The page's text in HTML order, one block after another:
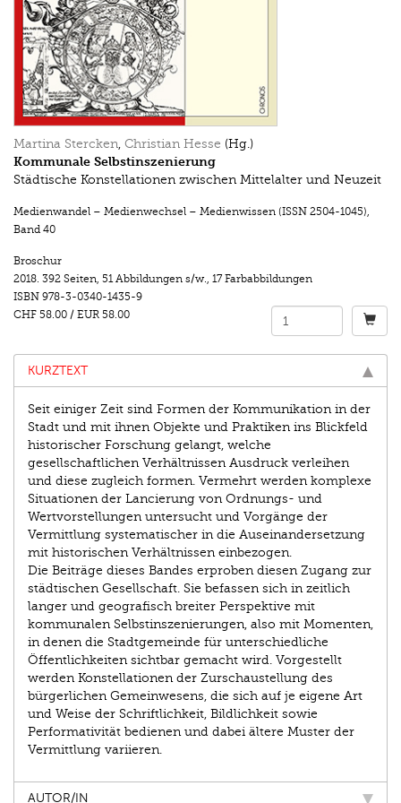
Martina Stercken, Christian Hesse (Hg.)
Kommunale Selbstinszenierung
Städtische Konstellationen zwischen Mittelalter und Neuzeit
Medienwandel – Medienwechsel – Medienwissen (ISSN 2504-1045),
Band 40
Broschur
2018. 392 Seiten, 51 Abbildungen s/w., 17 Farbabbildungen
ISBN 978-3-0340-1435-9
CHF 58.00 / EUR 58.00
KURZTEXT
Seit einiger Zeit sind Formen der Kommunikation in der
Stadt und mit ihnen Objekte und Praktiken ins Blickfeld
historischer Forschung gelangt, welche
gesellschaftlichen Verhältnissen Ausdruck verleihen
und diese zugleich formen. Vermehrt werden komplexe
Situationen der Lancierung von Ordnungs- und
Wertvorstellungen untersucht und Vorgänge der
Vermittlung systematischer in die Auseinandersetzung
mit historischen Verhältnissen einbezogen.
Die Beiträge dieses Bandes erproben diesen Zugang zur
städtischen Gesellschaft. Sie befassen sich in zeitlich
langer und geografisch breiter Perspektive mit
kommunalen Selbstinszenierungen, also mit Momenten,
in denen die Stadtgemeinde für unterschiedliche
Öffentlichkeiten sichtbar gemacht wird. Vorgestellt
werden Konstellationen der Zurschaustellung des
bürgerlichen Gemeinwesens, die sich auf je eigene Art
und Weise der Schriftlichkeit, Bildlichkeit sowie
Performativität bedienen und dabei ältere Muster der
Vermittlung variieren.
AUTOR/IN